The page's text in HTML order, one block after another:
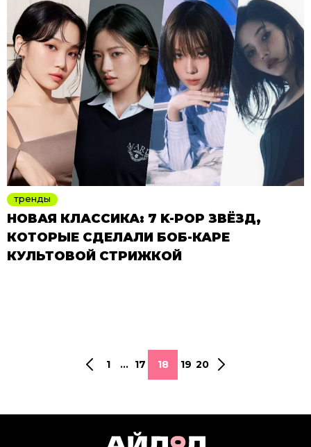
тренды
НОВАЯ КЛАССИКА: 7 K-POP ЗВЁЗД,
КОТОРЫЕ СДЕЛАЛИ БОБ-КАРЕ
КУЛЬТОВОЙ СТРИЖКОЙ
1 ... 17 18 19 20